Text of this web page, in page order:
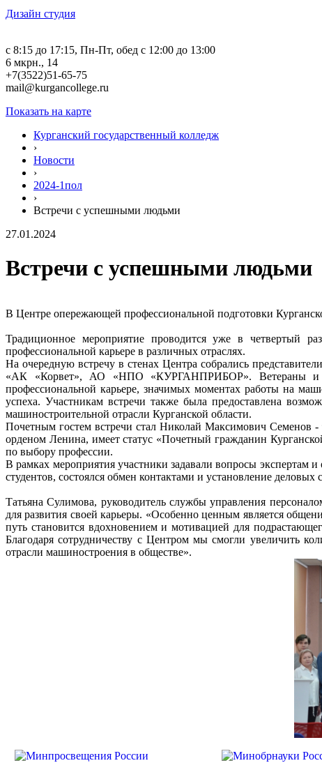
Дизайн студия
c 8:15 до 17:15, Пн-Пт, обед с 12:00 до 13:00
6 мкрн., 14
+7(3522)51-65-75
mail@kurgancollege.ru
Показать на карте
Курганский государственный колледж
›
Новости
›
2024-1пол
›
Встречи с успешными людьми
27.01.2024
Встречи с успешными людьми
В Центре опережающей профессиональной подготовки
Традиционное мероприятие проводится уже в четвертый
профессиональной карьере в различных отраслях.
На очередную встречу в стенах Центра собрались
«АК «Корвет», АО «НПО «КУРГАНПРИБОР». Ветераны и
профессиональной карьере, значимых моментах работы на
успеха. Участникам встречи также была предоставлена
машиностроительной отрасли Курганской области.
Почетным гостем встречи стал Николай Максимович Семенов
орденом Ленина, имеет статус «Почетный гражданин
по выбору профессии.
В рамках мероприятия участники задавали вопросы экспертам
студентов, состоялся обмен контактами и установление
Татьяна Сулимова, руководитель службы управления
для развития своей карьеры. «Особенно ценным является
путь становится вдохновением и мотивацией для
Благодаря сотрудничеству с Центром мы смогли увеличить
отрасли машиностроения в обществе».